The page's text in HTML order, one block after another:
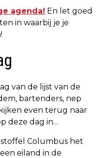
agenda! En let goed
in waarbij je je
van de lijst van de
bartenders, nep
even terug naar
deze dag in…
Columbus het
eiland in de